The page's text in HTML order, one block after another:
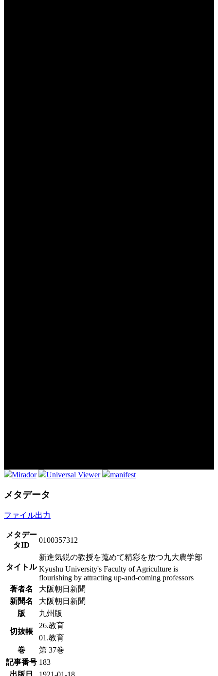
Mirador Universal Viewer manifest
メタデータ
ファイル出力
メタデー
タID
0100357312
タイトル
新進気鋭の教授を蒐めて精彩を放つ九大農学部
Kyushu University's Faculty of Agriculture is
flourishing by attracting up-and-coming professors
著者名
大阪朝日新聞
新聞名
大阪朝日新聞
版
九州版
切抜帳
26.教育
01.教育
巻
第 37巻
記事番号 183
出版日
1921-01-18